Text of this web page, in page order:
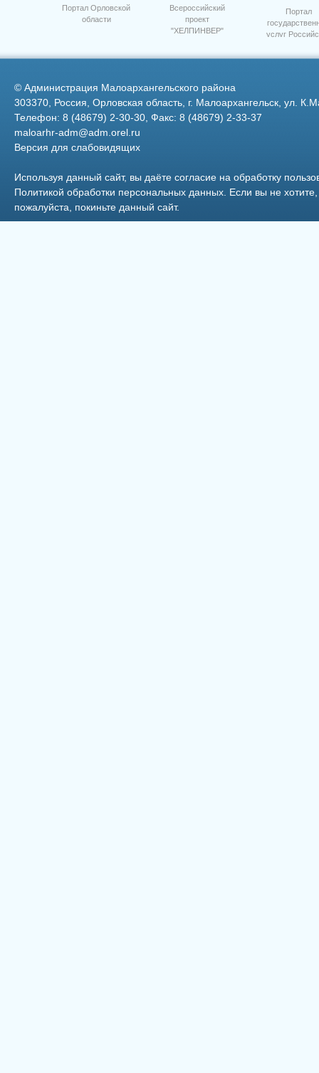
Портал Орловской
области
Всероссийский
проект
"ХЕЛПИНВЕР"
Портал
услуг
© Администрация Малоархангельского района
303370, Россия, Орловская область, г. Малоархангельск, ул.
Телефон: 8 (48679) 2-30-30, Факс: 8 (48679) 2-33-37
maloarhr-adm@adm.orel.ru
Версия для слабовидящих
Используя данный сайт, вы даёте согласие на обработку
Политикой обработки персональных данных . Если вы не
пожалуйста, покиньте данный сайт.